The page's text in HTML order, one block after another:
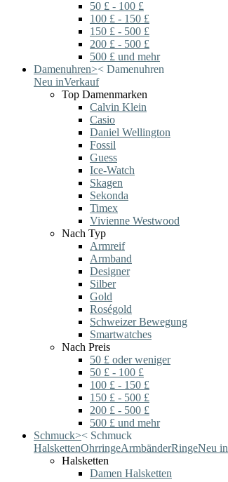
50 £ - 100 £
100 £ - 150 £
150 £ - 500 £
200 £ - 500 £
500 £ und mehr
Damenuhren>< Damenuhren
Neu inVerkauf
Top Damenmarken
Calvin Klein
Casio
Daniel Wellington
Fossil
Guess
Ice-Watch
Skagen
Sekonda
Timex
Vivienne Westwood
Nach Typ
Armreif
Armband
Designer
Silber
Gold
Roségold
Schweizer Bewegung
Smartwatches
Nach Preis
50 £ oder weniger
50 £ - 100 £
100 £ - 150 £
150 £ - 500 £
200 £ - 500 £
500 £ und mehr
Schmuck>< Schmuck
HalskettenOhrringeArmbänderRingeNeu in
Halsketten
Damen Halsketten